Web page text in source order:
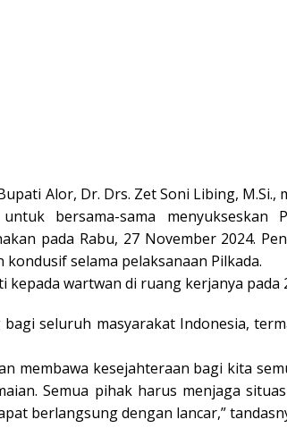
Alor, Dr. Drs. Zet Soni Libing, M.Si.,
bersama-sama menyukseskan
pada Rabu, 27 November 2024.
kondusif selama pelaksanaan Pilkada.
kepada wartwan di ruang kerjanya pada
seluruh masyarakat Indonesia,
membawa kesejahteraan bagi kita
Semua pihak harus menjaga
berlangsung dengan lancar,”